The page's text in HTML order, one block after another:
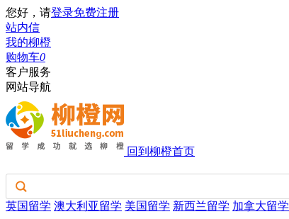
您好，请登录免费注册
站内信
我的柳橙
购物车0
客户服务
网站导航
回到柳橙首页
英国留学 澳大利亚留学 美国留学 新西兰留学 加拿大留学